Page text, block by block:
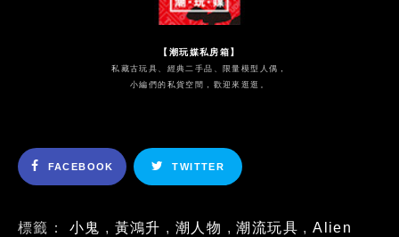
【潮玩媒私房箱】
私藏古玩具、經典二手品、限量模型人偶，
小編們的私貨空間，歡迎來逛逛。
FACEBOOK TWITTER
標籤： 小鬼 , 黃鴻升 ,潮人物 ,潮流玩具 ,Alien